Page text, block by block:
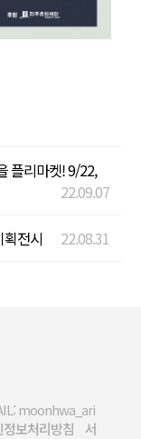
플리마켓! 9/22,
22.09.07
전시 22.08.31
moonhwa_ari
정보처리방침
서